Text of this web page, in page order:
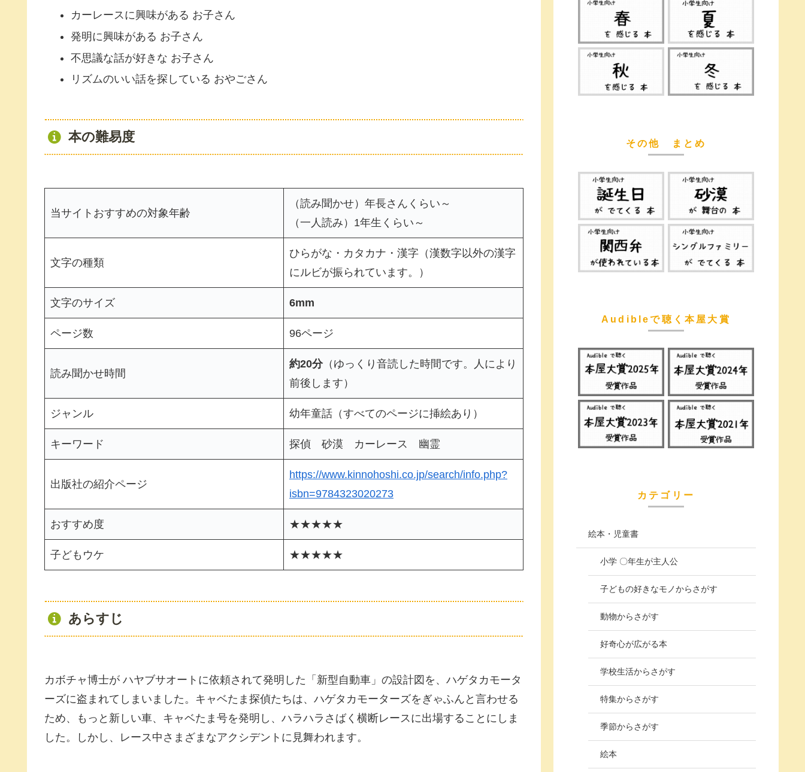
カーレースに興味がある お子さん
発明に興味がある お子さん
不思議な話が好きな お子さん
リズムのいい話を探している おやごさん
本の難易度
当サイトおすすめの対象年齢
（読み聞かせ）年長さんくらい～
（一人読み）1年生くらい～
文字の種類
ひらがな・カタカナ・漢字（漢数字以外の漢字
にルビが振られています。）
文字のサイズ 6mm
ページ数 96ページ
読み聞かせ時間
約20分（ゆっくり音読した時間です。人により
前後します）
ジャンル 幼年童話（すべてのページに挿絵あり）
キーワード 探偵 砂漠 カーレース 幽霊
出版社の紹介ページ
https://www.kinnohoshi.co.jp/search/info.php?
isbn=9784323020273
おすすめ度 ★★★★★
子どもウケ ★★★★★
あらすじ
カボチャ博士が ハヤブサオートに依頼されて発明した「新型自動車」の設計図を、ハゲタカモータ
ーズに盗まれてしまいました。キャベたま探偵たちは、ハゲタカモーターズをぎゃふんと言わせる
ため、もっと新しい車、キャベたま号を発明し、ハラハラさばく横断レースに出場することにしま
した。しかし、レース中さまざまなアクシデントに見舞われます。
その他 まとめ
Audibleで聴く本屋大賞
カテゴリー
絵本・児童書
小学 〇年生が主人公
子どもの好きなモノからさがす
動物からさがす
好奇心が広がる本
学校生活からさがす
特集からさがす
季節からさがす
絵本